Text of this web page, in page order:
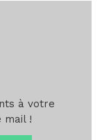
à votre
mail !